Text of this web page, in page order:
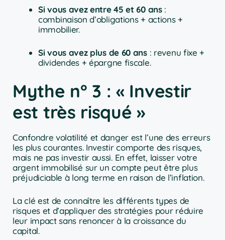
Si vous avez entre 45 et 60 ans:
combinaison d’obligations + actions +
immobilier.
Si vous avez plus de 60 ans: revenu fixe +
dividendes + épargne fiscale.
Mythe n° 3 : « Investir
est très risqué »
Confondre volatilité et danger est l’une des erreurs
les plus courantes. Investir comporte des risques,
mais ne pas investir aussi. En effet, laisser votre
argent immobilisé sur un compte peut être plus
préjudiciable à long terme en raison de l’inflation.
La clé est de connaître les différents types de
risques et d’appliquer des stratégies pour réduire
leur impact sans renoncer à la croissance du
capital.